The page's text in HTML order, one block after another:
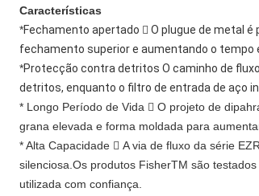
Características
*Fechamento apertado  O plugue de metal
fechamento superior e aumentando o
*Protecção contra detritos O caminho de
detritos, enquanto o filtro de entrada de aço
* Longo Período de Vida  O projeto de
grana elevada e forma moldada para
* Alta Capacidade  A via de fluxo da série
silenciosa.Os produtos FisherTM são
utilizada com confiança.